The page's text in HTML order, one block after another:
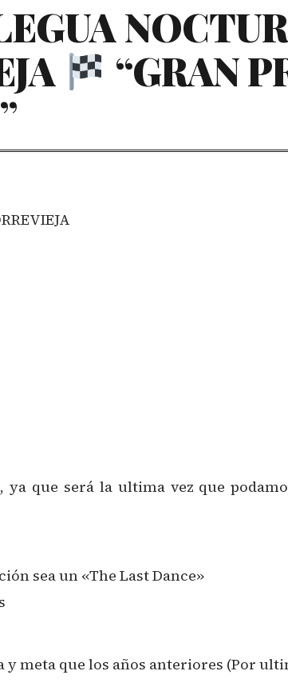
“GRAN
ya que será la ultima vez que
sea un «The Last Dance»
meta que los años anteriores (Por